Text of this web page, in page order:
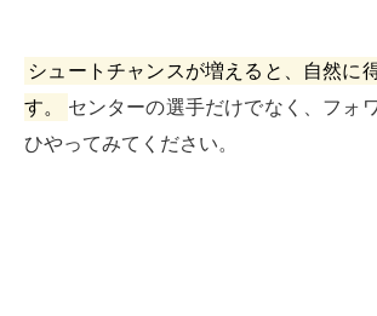
シュートチャンスが増えると、自然に
す。
センターの選手だけでなく、フォ
ひやってみてください。